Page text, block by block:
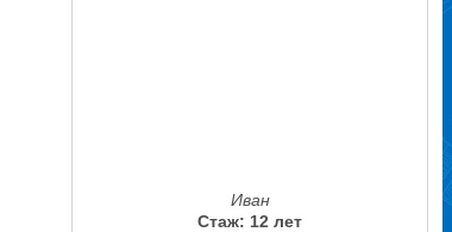
Иван
Стаж: 12 лет